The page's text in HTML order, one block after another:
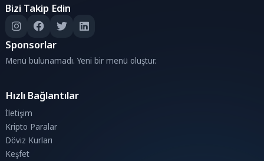
Bizi Takip Edin
Sponsorlar
Menü bulunamadı. Yeni bir menü oluştur.
Hızlı Bağlantılar
İletişim
Kripto Paralar
Döviz Kurları
Keşfet